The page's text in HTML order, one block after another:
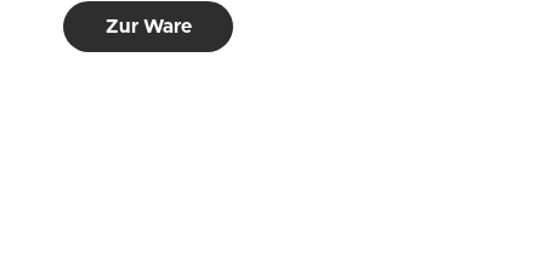
Zur Ware